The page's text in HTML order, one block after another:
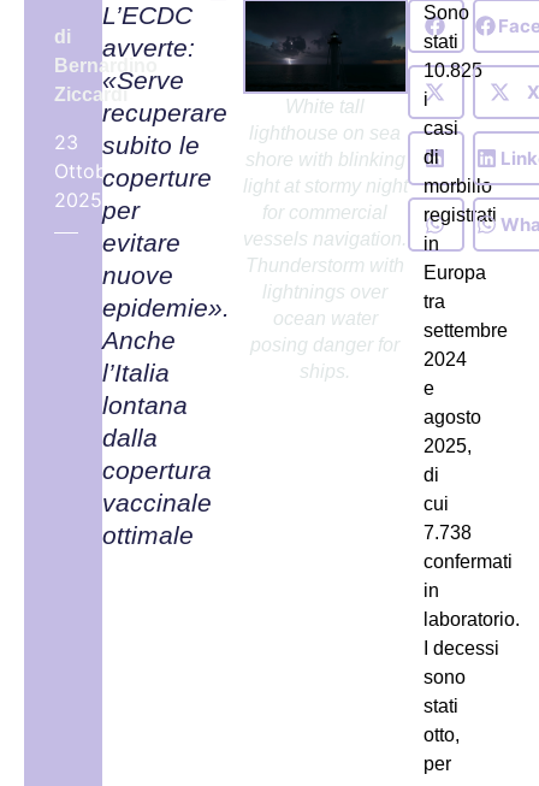
di
Bernardino
Ziccardi
23
Ottobre,
2025
L’ECDC
avverte:
«Serve
recuperare
subito le
coperture
per
evitare
nuove
epidemie».
Anche
l’Italia
lontana
dalla
copertura
vaccinale
ottimale
White tall
lighthouse on sea
shore with blinking
light at stormy night
for commercial
vessels navigation.
Thunderstorm with
lightnings over
ocean water
posing danger for
ships.
Sono
stati
10.825
i
casi
di
morbillo
registrati
in
Europa
tra
settembre
2024
e
agosto
2025,
di
cui
7.738
confermati
in
laboratorio.
I decessi
sono
stati
otto,
per